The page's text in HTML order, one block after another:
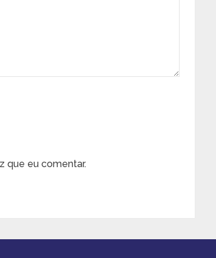
que eu comentar.